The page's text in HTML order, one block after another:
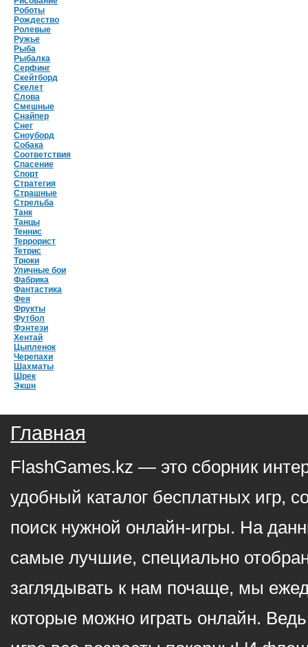
Роботы
Рождество
Ролевые
Ружье
Рыба
Рыбалка
Серфинг
Скейтборд
Скелет
Слова
Смешные
Снайпер
Снег
Сноуборд
Собака
Соответствия
Спасение
Спорт
Стратегия
Страшные
Стрельба
Танк
Танцы
Теннис
Террорист
Тетрис
Трюки
Уличные бои
Фабрика
Фантастика
Фея
Фрукты
Футбол
Фэнтези
Хентай
Цыпленок
Черепахи
Шахматы
Шрек
Экшн
Главная
FlashGames.kz — это сборник
удобный каталог бесплатных игр,
поиск нужной онлайн-игры. На
самые лучшие, специально
заглядывать к нам почаще, мы
которые можно играть онлайн.